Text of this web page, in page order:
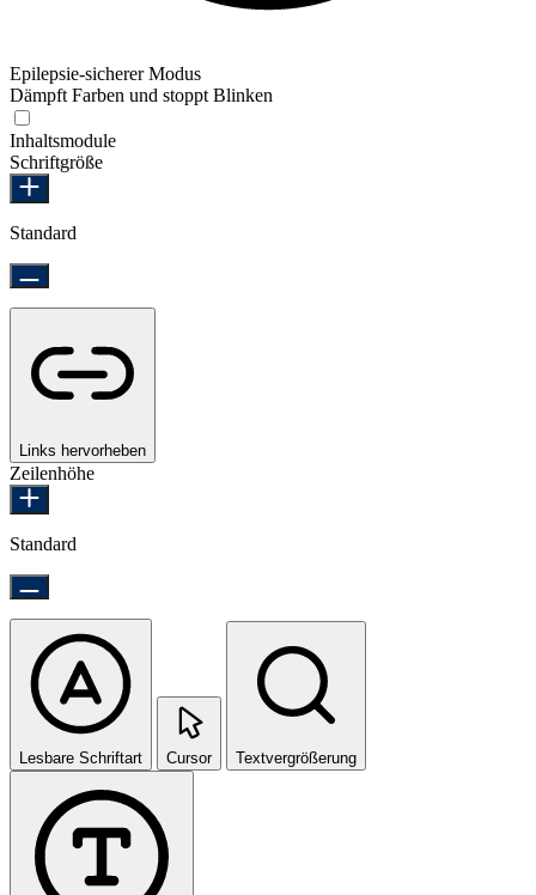
Epilepsie-sicherer Modus
Dämpft Farben und stoppt Blinken
Inhaltsmodule
Schriftgröße
Standard
Links hervorheben
Zeilenhöhe
Standard
Lesbare Schriftart Cursor Textvergrößerung